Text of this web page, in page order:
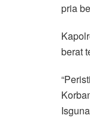
pria
berat